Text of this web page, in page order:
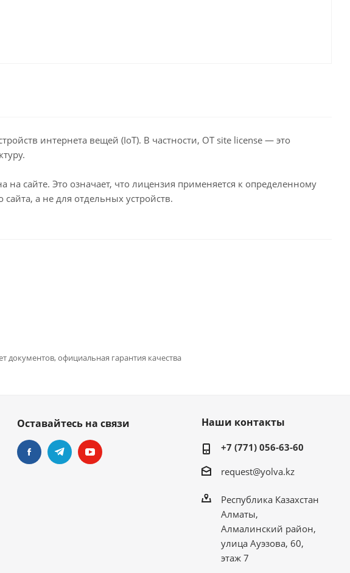
интернета вещей (IoT). В частности, OT site license — это
сайте. Это означает, что лицензия применяется к определенному
а не для отдельных устройств.
документов, официальная гарантия качества
Оставайтесь на связи Наши контакты
+7 (771) 056-63-60
request@yolva.kz
Республика Казахстан
Алматы,
Алмалинский район,
улица Ауэзова, 60,
этаж 7